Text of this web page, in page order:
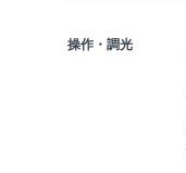
操作・調光